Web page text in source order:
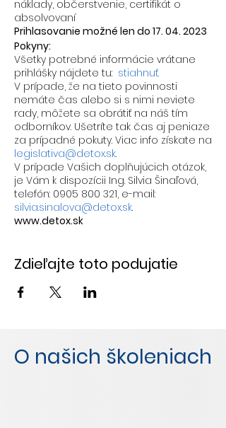
náklady, občerstvenie, certifikát o
absolvovaní
Prihlasovanie možné len do 17. 04. 2023
Pokyny:
Všetky potrebné informácie vrátane
prihlášky nájdete tu: stiahnuť.
V prípade, že na tieto povinnosti
nemáte čas alebo si s nimi neviete
rady, môžete sa obrátiť na náš tím
odborníkov. Ušetríte tak čas aj peniaze
za prípadné pokuty. Viac info získate na
legislativa@detox.sk.
V prípade Vašich doplňujúcich otázok,
je Vám k dispozícii Ing. Silvia Šinaľová,
telefón: 0905 800 321, e-mail:
silvia.sinalova@detox.sk.
www.detox.sk
Zdieľajte toto podujatie
O našich školeniach